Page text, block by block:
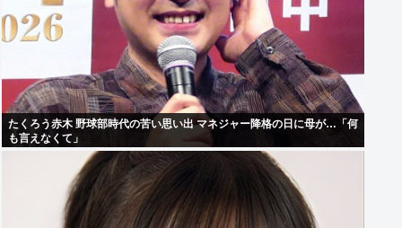
たくろう赤木 野球部時代の苦い思い出 マネジャー降格の日に母が…「何
も言えなくて」